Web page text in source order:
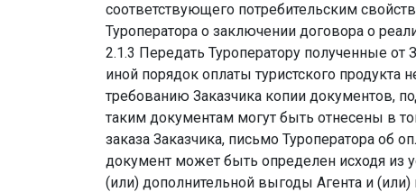
соответствующего потребительским
Туроператора о заключении договора о
2.1.3 Передать Туроператору полученные
иной порядок оплаты туристского
требованию Заказчика копии документов,
таким документам могут быть отнесены в
заказа Заказчика, письмо Туроператора об
документ может быть определен исходя из
(или) дополнительной выгоды Агента и (или)